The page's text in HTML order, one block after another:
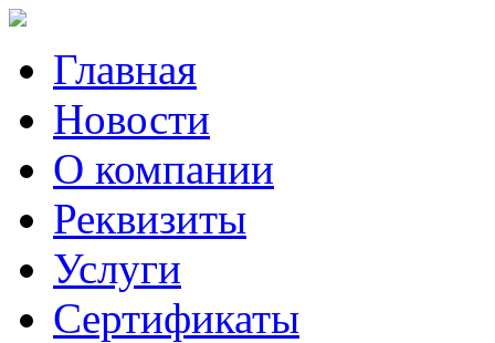
Главная
Новости
О компании
Реквизиты
Услуги
Сертификаты